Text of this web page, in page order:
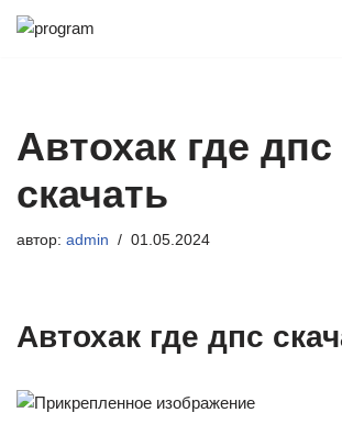
Автохак где дпс
скачать
автор: admin 01.05.2024
Автохак где дпс